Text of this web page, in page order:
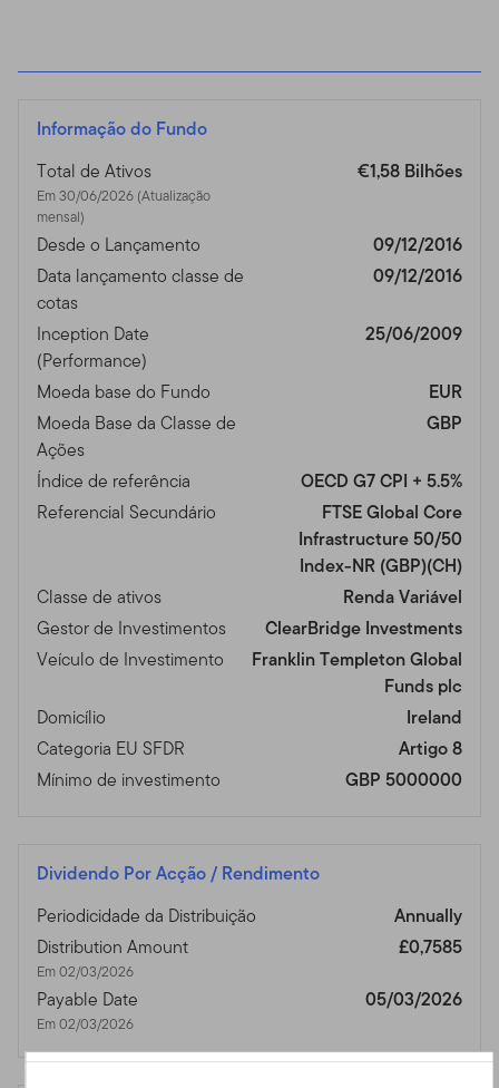
Informação do Fundo
Total de Ativos
Em 30/06/2026 (Atualização
mensal)
€1,58 Bilhões
Desde o Lançamento
09/12/2016
Data lançamento classe de
cotas
09/12/2016
Inception Date
(Performance)
25/06/2009
Moeda base do Fundo
EUR
Moeda Base da Classe de
Ações
GBP
Índice de referência
OECD G7 CPI + 5.5%
Referencial Secundário
FTSE Global Core
Infrastructure 50/50
Index-NR (GBP)(CH)
Classe de ativos
Renda Variável
Gestor de Investimentos
ClearBridge Investments
Veículo de Investimento
Franklin Templeton Global
Funds plc
Domicílio
Ireland
Categoria EU SFDR
Artigo 8
Mínimo de investimento
GBP 5000000
Dividendo Por Acção / Rendimento
Periodicidade da Distribuição
Annually
Distribution Amount
Em 02/03/2026
£0,7585
Payable Date
Em 02/03/2026
05/03/2026